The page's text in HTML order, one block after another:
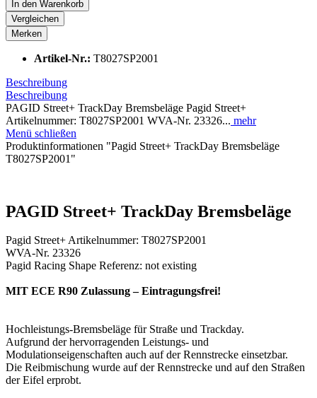
In den Warenkorb
Vergleichen
Merken
Artikel-Nr.: T8027SP2001
Beschreibung
Beschreibung
PAGID Street+ TrackDay Bremsbeläge Pagid Street+
Artikelnummer: T8027SP2001 WVA-Nr. 23326... mehr
Menü schließen
Produktinformationen "Pagid Street+ TrackDay Bremsbeläge
T8027SP2001"
PAGID Street+ TrackDay Bremsbeläge
Pagid Street+ Artikelnummer: T8027SP2001
WVA-Nr. 23326
Pagid Racing Shape Referenz: not existing
MIT ECE R90 Zulassung – Eintragungsfrei!
Hochleistungs-Bremsbeläge für Straße und Trackday.
Aufgrund der hervorragenden Leistungs- und
Modulationseigenschaften auch auf der Rennstrecke einsetzbar.
Die Reibmischung wurde auf der Rennstrecke und auf den Straßen
der Eifel erprobt.